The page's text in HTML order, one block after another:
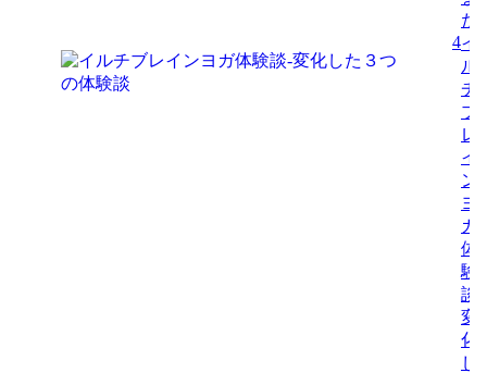
た
4イ
ル
チ
ブ
レ
イ
ン
ヨ
ガ
体
験
談-
変
化
し